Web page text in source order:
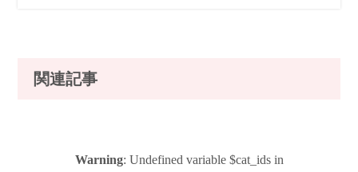
関連記事
Warning: Undefined variable $cat_ids in